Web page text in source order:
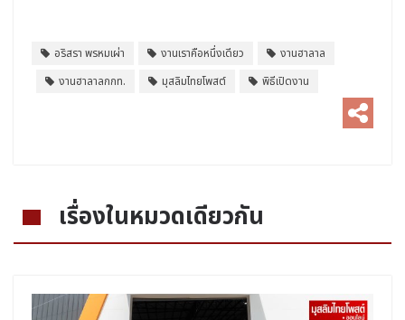
อริสรา พรหมเผ่า งานเราคือหนึ่งเดียว
งานฮาลาล
งานฮาลาลกกท.
มุสลิมไทยโพสต์ พิธีเปิดงาน
เรื่องในหมวดเดียวกัน